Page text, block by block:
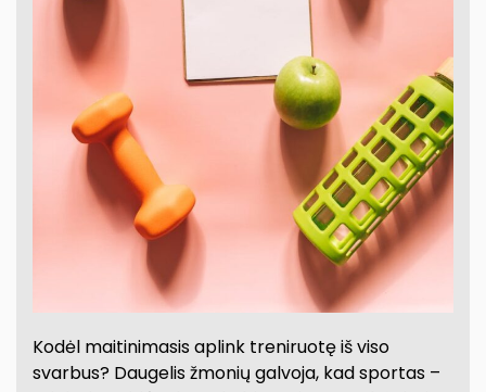
Kodėl maitinimasis aplink treniruotę iš viso
svarbus? Daugelis žmonių galvoja, kad sportas –